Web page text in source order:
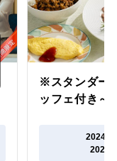
※スタンダー
ッフェ付き～
2024年
2027